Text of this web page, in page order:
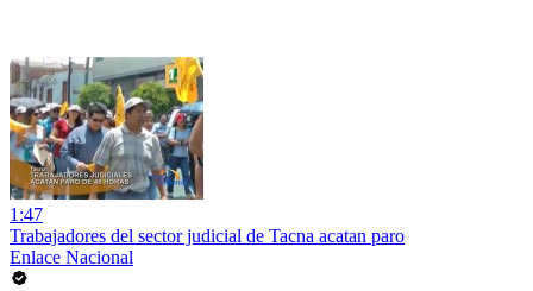
1:47
Trabajadores del sector judicial de Tacna acatan paro
Enlace Nacional